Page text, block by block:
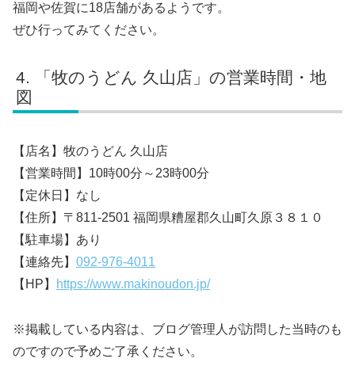
福岡や佐賀に18店舗があるようです。
ぜひ行ってみてください。
「牧のうどん 久山店」の営業時間・地
図
【店名】牧のうどん 久山店
【営業時間】10時00分～23時00分
【定休日】なし
【住所】〒811-2501 福岡県糟屋郡久山町久原３８１０
【駐車場】あり
【連絡先】 092-976-4011
【HP】
https://www.makinoudon.jp/
※掲載している内容は、ブログ管理人が訪問した当時のも
のですので予めご了承ください。